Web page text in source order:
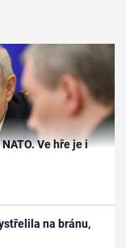
Ve hře je i
na bránu,